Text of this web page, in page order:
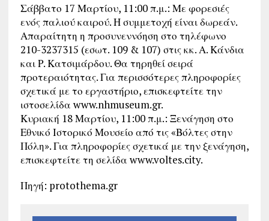
Σάββατο 17 Μαρτίου, 11:00 π.μ.: Με φορεσιές
ενός παλιού καιρού. Η συμμετοχή είναι δωρεάν.
Απαραίτητη η προσυνεννόηση στο τηλέφωνο
210-3237315 (εσωτ. 109 & 107) στις κκ. Α. Κάνδια
και Ρ. Κατσιμάρδου. Θα τηρηθεί σειρά
προτεραιότητας. Για περισσότερες πληροφορίες
σχετικά με το εργαστήριο, επισκεφτείτε την
ιστοσελίδα www.nhmuseum.gr.
Κυριακή 18 Μαρτίου, 11:00 π.μ.: Ξενάγηση στο
Εθνικό Ιστορικό Μουσείο από τις «Βόλτες στην
Πόλη». Για πληροφορίες σχετικά με την ξενάγηση,
επισκεφτείτε τη σελίδα www.voltes.city.
Πηγή: protothema.gr